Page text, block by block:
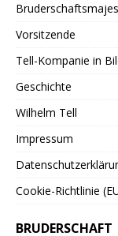
Vorsitzende
Tell-Kompanie in
Geschichte
Wilhelm Tell
Impressum
Cookie-Richtlinie
BRUDERSCHAFT